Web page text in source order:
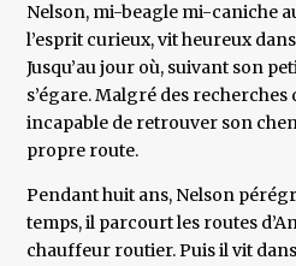
Nelson, mi-beagle mi-caniche
l’esprit curieux, vit heureux
Jusqu’au jour où, suivant son
s’égare. Malgré des recherches
incapable de retrouver son
propre route.
Pendant huit ans, Nelson
temps, il parcourt les routes
chauffeur routier. Puis il vit